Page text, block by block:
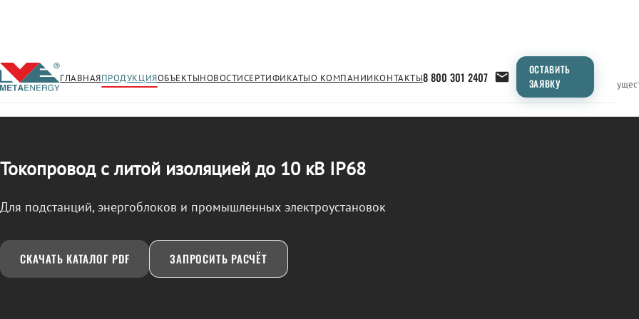
ГЛАВНАЯПРОДУКЦИЯОБЪЕКТЫНОВОСТИСЕРТИФИКАТЫО КОМПАНИИКОНТАКТЫ8 800 301 2407
ОСТАВИТЬ
ЗАЯВКУ
← Продукция/ТОКОПРОВОД Применение Продукция ТипоразмерыСравнение
Токопровод с литой изоляцией до 10 кВ IP68
Для подстанций, энергоблоков и промышленных электроустановок
СКАЧАТЬ КАТАЛОГ PDF ЗАПРОСИТЬ РАСЧЁТ